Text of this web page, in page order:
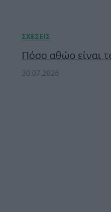
Πόσο αθώο είναι
30.07.2026